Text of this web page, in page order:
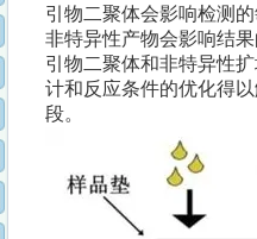
引物二聚体会影响检测
非特异性产物会影响结
引物二聚体和非特异性
计和反应条件的优化得
段。